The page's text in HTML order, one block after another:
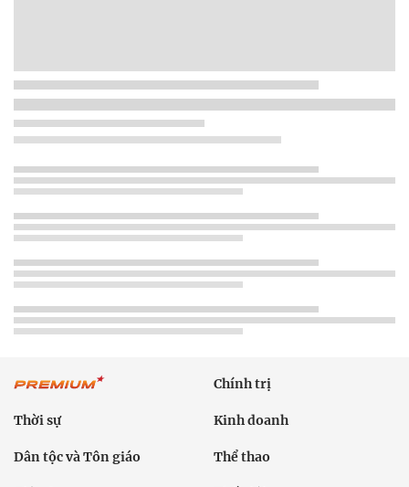
Chính trị
Thời sự Kinh doanh
Dân tộc và Tôn giáo Thể thao